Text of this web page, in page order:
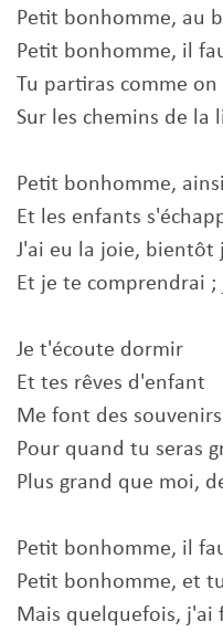
Petit bonhomme, au
Petit bonhomme, il
Tu partiras comme
Sur les chemins de la
Petit bonhomme,
Et les enfants
J'ai eu la joie, bientôt
Et je te comprendrai
Je t'écoute dormir
Et tes rêves d'enfant
Me font des souvenirs
Pour quand tu seras
Plus grand que moi,
Petit bonhomme, il
Petit bonhomme, et
Mais quelquefois, j'ai